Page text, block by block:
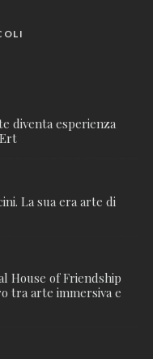
diventa esperienza
La sua era arte di
House of Friendship
tra arte immersiva e